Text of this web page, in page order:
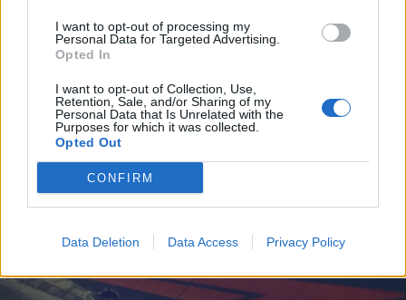
I want to opt-out of processing my
Personal Data for Targeted Advertising.
Opted In
I want to opt-out of Collection, Use,
Retention, Sale, and/or Sharing of my
Personal Data that Is Unrelated with the
Purposes for which it was collected.
Opted Out
CONFIRM
Data Deletion Data Access Privacy Policy
SICUREZZA
Ubriaco lancia una bottiglia contro
i carabinieri: 58enne legnanese
denunciato a Buscate